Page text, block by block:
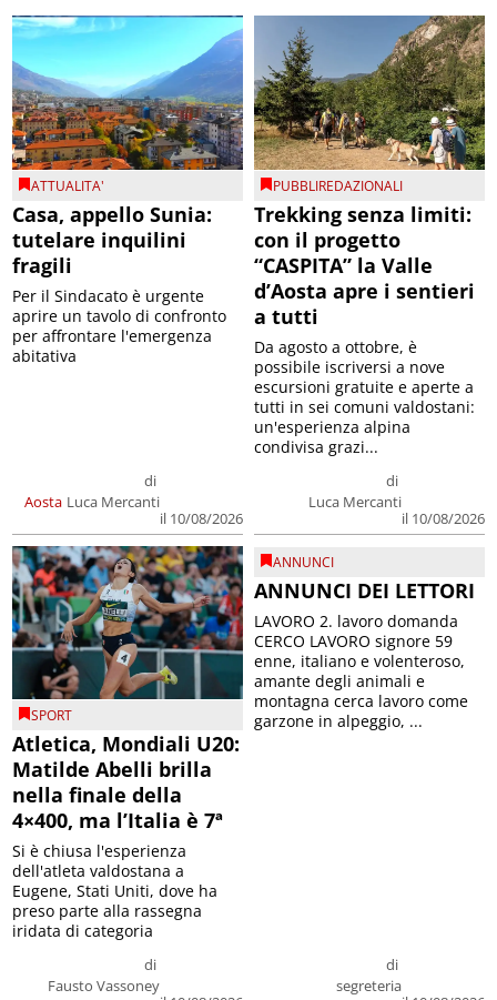
ATTUALITA'
Casa, appello Sunia:
tutelare inquilini
fragili
Aosta
di
Luca Mercanti
il 10/08/2026
Per il Sindacato è urgente
aprire un tavolo di confronto
per affrontare l'emergenza
abitativa
PUBBLIREDAZIONALI
Trekking senza limiti:
con il progetto
“CASPITA” la Valle
d’Aosta apre i sentieri
a tutti
di
Luca Mercanti
il 10/08/2026
Da agosto a ottobre, è
possibile iscriversi a nove
escursioni gratuite e aperte a
tutti in sei comuni valdostani:
un'esperienza alpina
condivisa grazi...
SPORT
Atletica, Mondiali U20:
Matilde Abelli brilla
nella finale della
4×400, ma l’Italia è 7ª
di
Fausto Vassoney
Si è chiusa l'esperienza
dell'atleta valdostana a
Eugene, Stati Uniti, dove ha
preso parte alla rassegna
iridata di categoria
ANNUNCI
ANNUNCI DEI LETTORI
di
segreteria
LAVORO 2. lavoro domanda
CERCO LAVORO signore 59
enne, italiano e volenteroso,
amante degli animali e
montagna cerca lavoro come
garzone in alpeggio, ...